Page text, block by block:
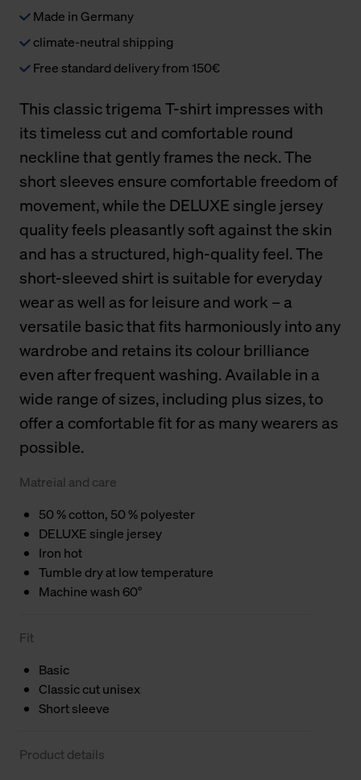
Made in Germany
climate-neutral shipping
Free standard delivery from 150€
This classic trigema T-shirt impresses with
its timeless cut and comfortable round
neckline that gently frames the neck. The
short sleeves ensure comfortable freedom of
movement, while the DELUXE single jersey
quality feels pleasantly soft against the skin
and has a structured, high-quality feel. The
short-sleeved shirt is suitable for everyday
wear as well as for leisure and work – a
versatile basic that fits harmoniously into any
wardrobe and retains its colour brilliance
even after frequent washing. Available in a
wide range of sizes, including plus sizes, to
offer a comfortable fit for as many wearers as
possible.
Matreial and care
50 % cotton, 50 % polyester
DELUXE single jersey
Iron hot
Tumble dry at low temperature
Machine wash 60°
Fit
Basic
Classic cut unisex
Short sleeve
Product details